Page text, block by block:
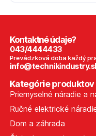
Kontaktné údaje?
043/4444433
Prevádzková doba každý
Kategórie produktov
Priemyselné náradie a
Ručné elektrické
Dom a záhrada